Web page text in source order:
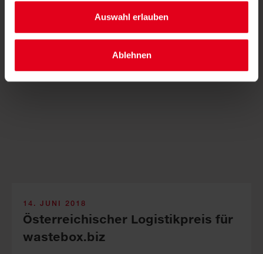
Auswahl erlauben
Ablehnen
14. JUNI 2018
Österreichischer Logistikpreis für
wastebox.biz